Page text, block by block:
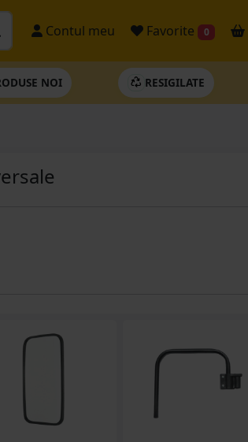
Contul meu Favorite 0
NOI RESIGILATE